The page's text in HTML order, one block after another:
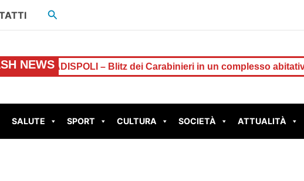
Cerca
NEWS
LADISPOLI – Blitz dei Carabinieri in un complesso abitativo
SALUTE SPORT CULTURA SOCIETÀ ATTUALITÀ